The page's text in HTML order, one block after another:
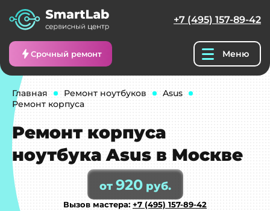
+7 (495) 157-89-42
Срочный ремонт Меню
Главная Ремонт ноутбуков
Asus
Ремонт корпуса
Ремонт корпуса
ноутбука Asus в Москве
от 920руб.
Вызов мастера: +7 (495) 157-89-42